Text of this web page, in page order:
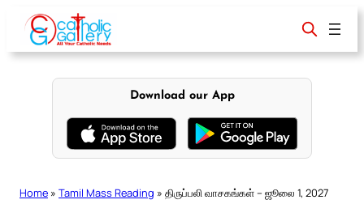
content
Download our App
Home » Tamil Mass Reading » திருப்பலி வாசகங்கள் – ஜூலை 1, 2027